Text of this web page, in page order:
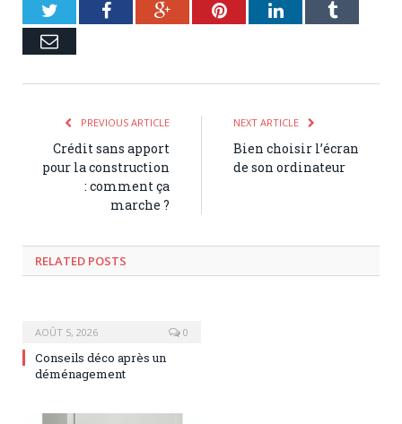
TwitterFacebookGoogle+PinterestLinkedInTumblr
Email
PREVIOUS ARTICLE
Crédit sans apport
pour la construction
: comment ça
marche ?
NEXT ARTICLE
Bien choisir l’écran
de son ordinateur
RELATED POSTS
AOÛT 5, 2026 0
Conseils déco après un
déménagement